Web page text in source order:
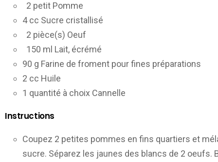
2 petit Pomme
4 cc Sucre cristallisé
2 pièce(s) Oeuf
150 ml Lait, écrémé
90 g Farine de froment pour fines préparations
2 cc Huile
1 quantité à choix Cannelle
Instructions
Coupez 2 petites pommes en fins quartiers et
sucre. Séparez les jaunes des blancs de 2 oeufs.